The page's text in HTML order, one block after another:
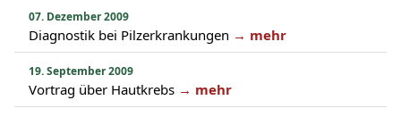
07. Dezember 2009
Diagnostik bei Pilzerkrankungen → mehr
19. September 2009
Vortrag über Hautkrebs → mehr